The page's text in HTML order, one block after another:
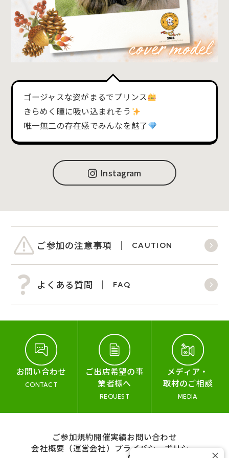
ゴージャスな姿がまるでプリンス
きらめく瞳に吸い込まれそう
唯一無二の存在感でみんなを魅了
Instagram
ご参加の注意事項 CAUTION
よくある質問 FAQ
お問い合わせ
CONTACT
ご出店希望の事
業者様へ
REQUEST
メディア・
取材のご相談
MEDIA
ご参加規約開催実績お問い合わせ
会社概要（運営会社） プライバシーポリシー
×